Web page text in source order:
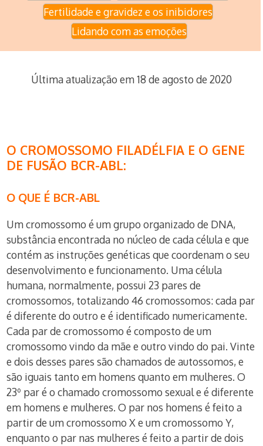
Fertilidade e gravidez e os inibidores
Lidando com as emoções
Última atualização em 18 de agosto de 2020
O CROMOSSOMO FILADÉLFIA E O GENE
DE FUSÃO BCR-ABL:
O QUE É BCR-ABL
Um cromossomo é um grupo organizado de DNA,
substância encontrada no núcleo de cada célula e que
contém as instruções genéticas que coordenam o seu
desenvolvimento e funcionamento. Uma célula
humana, normalmente, possui 23 pares de
cromossomos, totalizando 46 cromossomos: cada par
é diferente do outro e é identificado numericamente.
Cada par de cromossomo é composto de um
cromossomo vindo da mãe e outro vindo do pai. Vinte
e dois desses pares são chamados de autossomos, e
são iguais tanto em homens quanto em mulheres. O
23º par é o chamado cromossomo sexual e é diferente
em homens e mulheres. O par nos homens é feito a
partir de um cromossomo X e um cromossomo Y,
enquanto o par nas mulheres é feito a partir de dois